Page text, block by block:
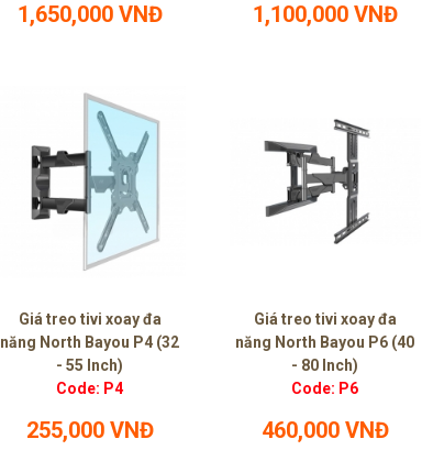
1,650,000 VNĐ 1,100,000 VNĐ
Giá treo tivi xoay đa
năng North Bayou P4 (32
- 55 Inch)
Code: P4
255,000 VNĐ
Giá treo tivi xoay đa
năng North Bayou P6 (40
- 80 Inch)
Code: P6
460,000 VNĐ